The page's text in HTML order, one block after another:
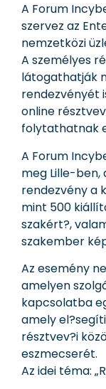
A Forum
szervez az
nemzetközi
A személyes
látogathatják
rendezvényét
online
folytathatnak
A Forum
meg Lille-ben,
rendezvény a
mint 500
szakért?,
szakember
Az esemény
amelyen
kapcsolatba
amely
résztvev?i
eszmecserét.
Az idei téma: